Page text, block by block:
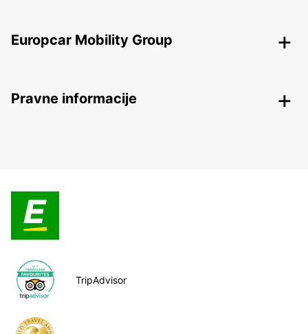
Europcar Mobility Group
Pravne informacije
TripAdvisor